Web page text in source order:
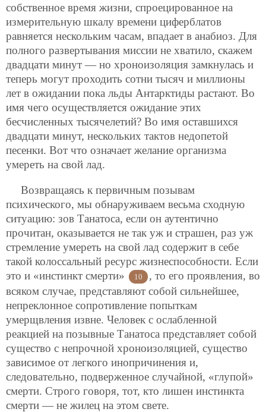
собственное время жизни, спроецированное на
измерительную шкалу времени циферблатов
равняется нескольким часам, впадает в анабиоз. Для
полного развертывания миссии не хватило, скажем
двадцати минут — но хроноизоляция замкнулась и
теперь могут проходить сотни тысяч и миллионы
лет в ожидании пока льды Антарктиды растают. Во
имя чего осуществляется ожидание этих
бесчисленных тысячелетий? Во имя оставшихся
двадцати минут, нескольких тактов недопетой
песенки. Вот что означает желание организма
умереть на свой лад.
Возвращаясь к первичным позывам
психического, мы обнаруживаем весьма сходную
ситуацию: зов Танатоса, если он аутентично
прочитан, оказывается не так уж и страшен, раз уж
стремление умереть на свой лад содержит в себе
такой колоссальный ресурс жизнеспособности. Если
это и «инстинкт смерти»
10
, то его проявления, во
всяком случае, представляют собой сильнейшее,
непреклонное сопротивление попыткам
умерщвления извне. Человек с ослабленной
реакцией на позывные Танатоса представляет собой
существо с непрочной хроноизоляцией, существо
зависимое от легкого инопричинения и,
следовательно, подверженное случайной, «глупой»
смерти. Строго говоря, тот, кто лишен инстинкта
смерти — не жилец на этом свете.